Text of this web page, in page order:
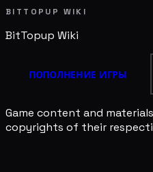
BITTOPUP WIKI
BitTopup Wiki
ПОПОЛНЕНИЕ ИГРЫ
Game content and
copyrights of their